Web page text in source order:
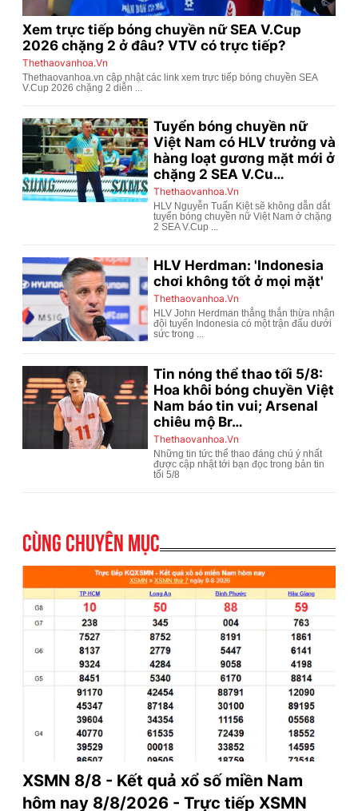
Cùng chuyên mục
XSMN 8/8 - Kết quả xổ số miền Nam
hôm nay 8/8/2026 - Trực tiếp XSMN